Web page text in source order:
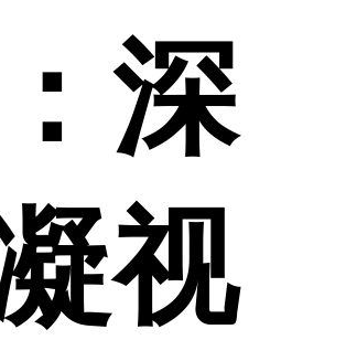
深
视